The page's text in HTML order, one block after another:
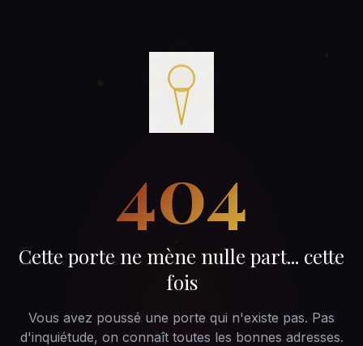
404
Cette porte ne mène nulle part... cette
fois
Vous avez poussé une porte qui n'existe pas. Pas
d'inquiétude, on connaît toutes les bonnes adresses.